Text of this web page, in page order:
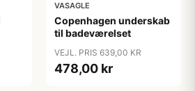
VASAGLE
Copenhagen underskab
til badeværelset
VEJL. PRIS 639,00 KR
478,00 kr